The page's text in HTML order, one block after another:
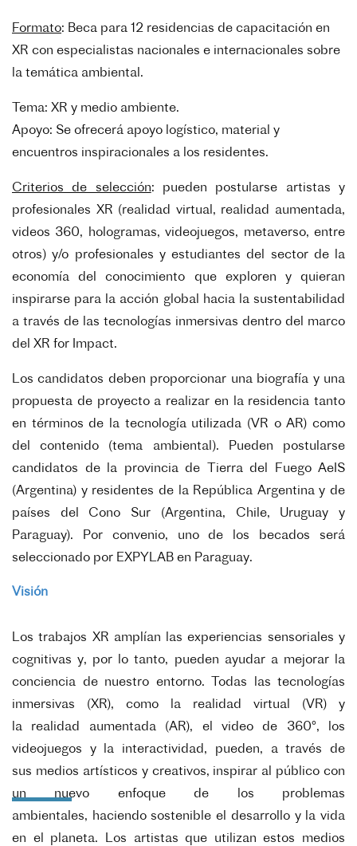
Formato: Beca para 12 residencias de capacitación en
XR con especialistas nacionales e internacionales sobre
la temática ambiental.
Tema: XR y medio ambiente.
Apoyo: Se ofrecerá apoyo logístico, material y
encuentros inspiracionales a los residentes.
Criterios de selección: pueden postularse artistas y
profesionales XR (realidad virtual, realidad aumentada,
videos 360, hologramas, videojuegos, metaverso, entre
otros) y/o profesionales y estudiantes del sector de la
economía del conocimiento que exploren y quieran
inspirarse para la acción global hacia la sustentabilidad
a través de las tecnologías inmersivas dentro del marco
del XR for Impact.
Los candidatos deben proporcionar una biografía y una
propuesta de proyecto a realizar en la residencia tanto
en términos de la tecnología utilizada (VR o AR) como
del contenido (tema ambiental). Pueden postularse
candidatos de la provincia de Tierra del Fuego AeIS
(Argentina) y residentes de la República Argentina y de
países del Cono Sur (Argentina, Chile, Uruguay y
Paraguay). Por convenio, uno de los
becados será
seleccionado por EXPYLAB en Paraguay.
Visión
Los trabajos XR amplían las experiencias sensoriales y
cognitivas y, por lo tanto, pueden ayudar a mejorar
la
conciencia de nuestro entorno. Todas las tecnologías
inmersivas (XR), como la realidad virtual (VR) y
la realidad aumentada (AR), el video de 360°, los
videojuegos y la interactividad, pueden, a través de
sus medios artísticos y creativos, inspirar al público con
un nuevo enfoque de los problemas
ambientales, haciendo sostenible el desarrollo y la vida
en el planeta. Los artistas que utilizan estos medios